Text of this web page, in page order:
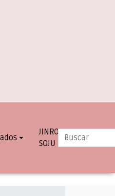
JINRO
SOJU
INFO.